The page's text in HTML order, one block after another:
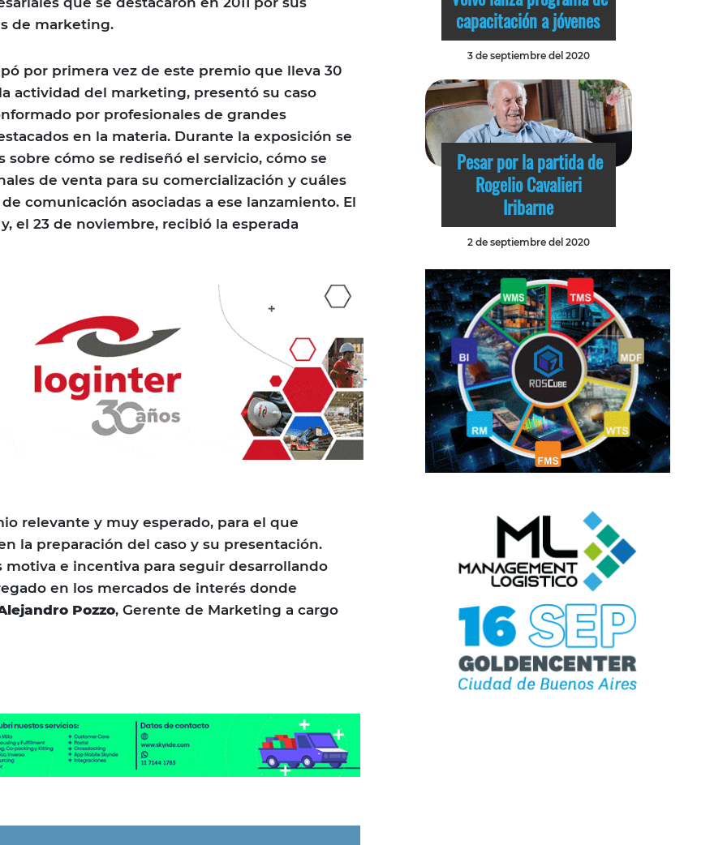
de marketing.
por primera vez de este premio que lleva 30
actividad del marketing, presentó su caso
por profesionales de grandes
en la materia. Durante la exposición se
sobre cómo se rediseñó el servicio, cómo se
de venta para su comercialización y cuáles
comunicación asociadas a ese lanzamiento. El
el 23 de noviembre, recibió la esperada
relevante y muy esperado, para el que
la preparación del caso y su presentación.
motiva e incentiva para seguir desarrollando
en los mercados de interés donde
Pozzo, Gerente de Marketing a cargo
capacitación a jóvenes
3 de septiembre del 2020
Pesar por la partida de
Rogelio Cavalieri
Iribarne
2 de septiembre del 2020